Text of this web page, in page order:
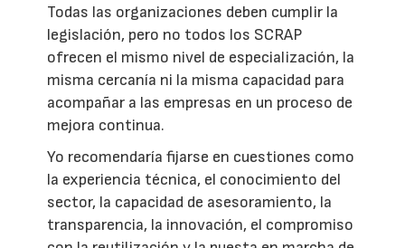
Todas las organizaciones deben cumplir la
legislación, pero no todos los SCRAP
ofrecen el mismo nivel de especialización, la
misma cercanía ni la misma capacidad para
acompañar a las empresas en un proceso de
mejora continua.
Yo recomendaría fijarse en cuestiones como
la experiencia técnica, el conocimiento del
sector, la capacidad de asesoramiento, la
transparencia, la innovación, el compromiso